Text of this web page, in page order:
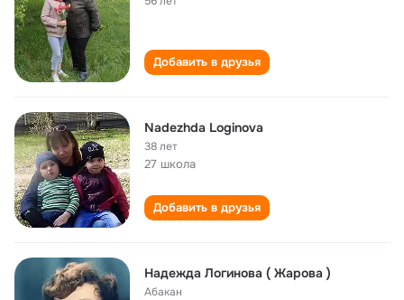
Добавить в друзья
Nadezhda Loginova
38 лет
27 школа
Добавить в друзья
Надежда Логинова ( Жарова )
Абакан